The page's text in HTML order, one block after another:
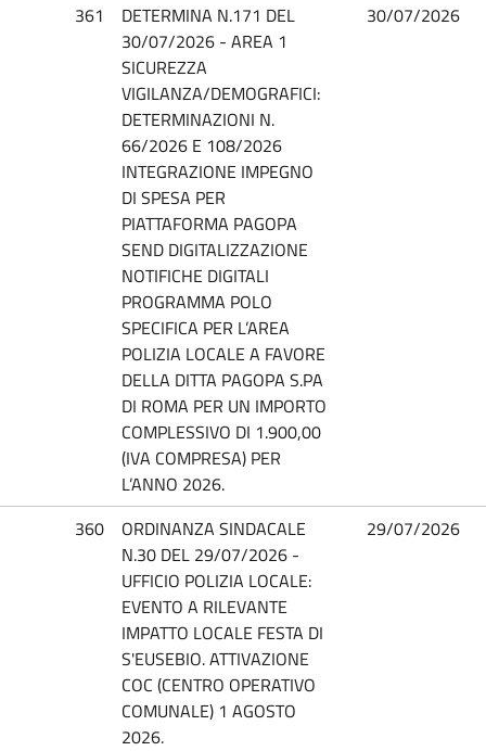
361
DETERMINA N.171 DEL
30/07/2026 - AREA 1
SICUREZZA
VIGILANZA/DEMOGRAFICI:
DETERMINAZIONI N.
66/2026 E 108/2026
INTEGRAZIONE IMPEGNO
DI SPESA PER
PIATTAFORMA PAGOPA
SEND DIGITALIZZAZIONE
NOTIFICHE DIGITALI
PROGRAMMA POLO
SPECIFICA PER L’AREA
POLIZIA LOCALE A FAVORE
DELLA DITTA PAGOPA S.PA
DI ROMA PER UN IMPORTO
COMPLESSIVO DI 1.900,00
(IVA COMPRESA) PER
L’ANNO 2026.
30/07/2026
360
ORDINANZA SINDACALE
N.30 DEL 29/07/2026 -
UFFICIO POLIZIA LOCALE:
EVENTO A RILEVANTE
IMPATTO LOCALE FESTA DI
S'EUSEBIO. ATTIVAZIONE
COC (CENTRO OPERATIVO
COMUNALE) 1 AGOSTO
2026.
29/07/2026